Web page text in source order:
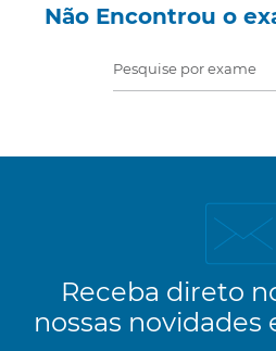
Não Encontrou o
Receba direto
nossas novidades